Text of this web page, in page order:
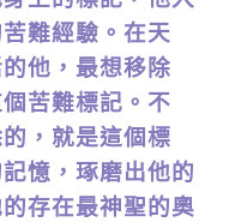
難經驗。在天
他，最想移除
苦難標記。不
，就是這個標
憶，琢磨出他的
存在最神聖的奧